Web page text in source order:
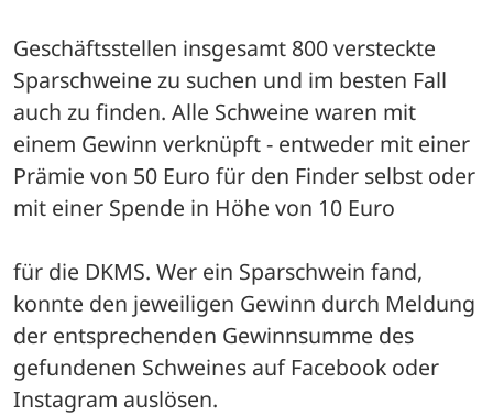
Geschäftsstellen insgesamt 800 versteckte
Sparschweine zu suchen und im besten Fall
auch zu finden. Alle Schweine waren mit
einem Gewinn verknüpft - entweder mit einer
Prämie von 50 Euro für den Finder selbst oder
mit einer Spende in Höhe von 10 Euro
für die DKMS. Wer ein Sparschwein fand,
konnte den jeweiligen Gewinn durch Meldung
der entsprechenden Gewinnsumme des
gefundenen Schweines auf Facebook oder
Instagram auslösen.